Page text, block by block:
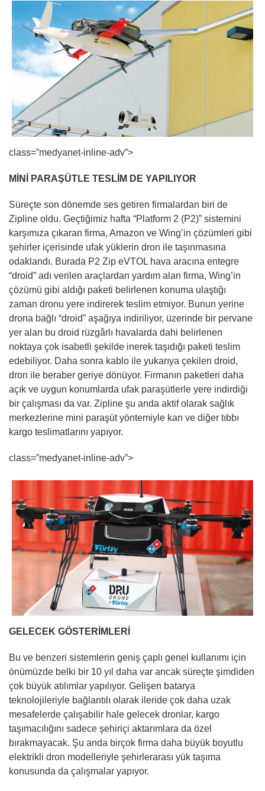
class=”medyanet-inline-adv”>
MİNİ PARAŞÜTLE TESLİM DE YAPILIYOR
Süreçte son dönemde ses getiren firmalardan biri de
Zipline oldu. Geçtiğimiz hafta “Platform 2 (P2)” sistemini
karşımıza çıkaran firma, Amazon ve Wing’in çözümleri gibi
şehirler içerisinde ufak yüklerin dron ile taşınmasına
odaklandı. Burada P2 Zip eVTOL hava aracına entegre
“droid” adı verilen araçlardan yardım alan firma, Wing’in
çözümü gibi aldığı paketi belirlenen konuma ulaştığı
zaman dronu yere indirerek teslim etmiyor. Bunun yerine
drona bağlı “droid” aşağıya indiriliyor, üzerinde bir pervane
yer alan bu droid rüzgârlı havalarda dahi belirlenen
noktaya çok isabetli şekilde inerek taşıdığı paketi teslim
edebiliyor. Daha sonra kablo ile yukarıya çekilen droid,
dron ile beraber geriye dönüyor. Firmanın paketleri daha
açık ve uygun konumlarda ufak paraşütlerle yere indirdiği
bir çalışması da var. Zipline şu anda aktif olarak sağlık
merkezlerine mini paraşüt yöntemiyle kan ve diğer tıbbı
kargo teslimatlarını yapıyor.
class=”medyanet-inline-adv”>
GELECEK GÖSTERİMLERİ
Bu ve benzeri sistemlerin geniş çaplı genel kullanımı için
önümüzde belki bir 10 yıl daha var ancak süreçte şimdiden
çok büyük atılımlar yapılıyor. Gelişen batarya
teknolojileriyle bağlantılı olarak ileride çok daha uzak
mesafelerde çalışabilir hale gelecek dronlar, kargo
taşımacılığını sadece şehiriçi aktarımlara da özel
bırakmayacak. Şu anda birçok firma daha büyük boyutlu
elektrikli dron modelleriyle şehirlerarası yük taşıma
konusunda da çalışmalar yapıyor.